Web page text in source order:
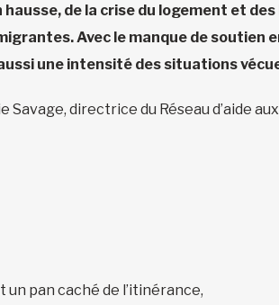
de la crise du logement et
Avec le manque de soutien
une intensité des situations
Savage, directrice du Réseau d’aide
pan caché de l’itinérance,